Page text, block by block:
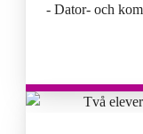
Dator- och